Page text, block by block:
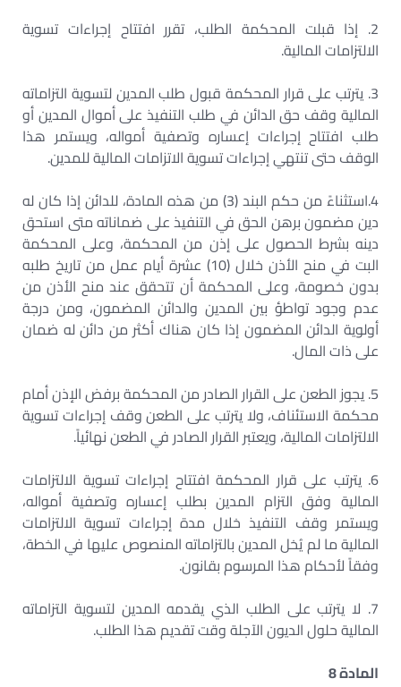
2. إذا قبلت المحكمة الطلب، تقرر افتتاح إجراءات تسوية
الالتزامات المالية.
3. يترتب على قرار المحكمة قبول طلب المدين لتسوية التزاماته
المالية وقف حق الدائن في طلب التنفيذ على أموال المدين أو
طلب افتتاح إجراءات إعساره وتصفية أمواله، ويستمر هذا
الوقف حتى تنتهي إجراءات تسوية الاتزامات المالية للمدين.
4.استثناءً من حكم البند (3) من هذه المادة، للدائن إذا كان له
دين مضمون برهن الحق في التنفيذ على ضماناته متى استحق
دينه بشرط الحصول على إذن من المحكمة، وعلى المحكمة
البت في منح الأذن خلال (10) عشرة أيام عمل من تاريخ طلبه
بدون خصومة، وعلى المحكمة أن تتحقق عند منح الأذن من
عدم وجود تواطؤ بين المدين والدائن المضمون، ومن درجة
أولوية الدائن المضمون إذا كان هناك أكثر من دائن له ضمان
على ذات المال.
5. يجوز الطعن على القرار الصادر من المحكمة برفض الإذن أمام
محكمة الاستئناف، ولا يترتب على الطعن وقف إجراءات تسوية
الالتزامات المالية، ويعتبر القرار الصادر في الطعن نهائياً.
6. يترتب على قرار المحكمة افتتاح إجراءات تسوية الالتزامات
المالية وفق التزام المدين بطلب إعساره وتصفية أمواله،
ويستمر وقف التنفيذ خلال مدة إجراءات تسوية الالتزامات
المالية ما لم يُخل المدين بالتزاماته المنصوص عليها في الخطة،
وفقاً لأحكام هذا المرسوم بقانون.
7. لا يترتب على الطلب الذي يقدمه المدين لتسوية التزاماته
المالية حلول الديون الآجلة وقت تقديم هذا الطلب.
المادة 8